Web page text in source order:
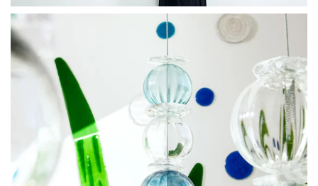
BLÄDDRA I GALLERI